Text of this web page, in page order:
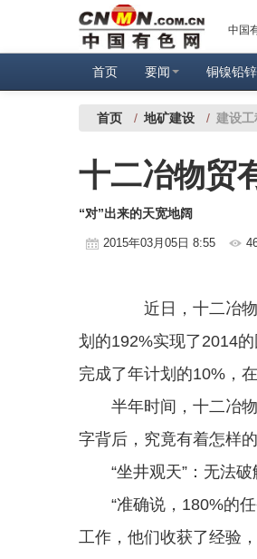
中国
首页 要闻 铜镍铅锌
首页 / 地矿建设 / 建设工
十二冶物贸
“对”出来的天宽地阔
2015年03月05日 8:55
近日，十二冶物
划的192%实现了2014
完成了年计划的10%，
半年时间，十二冶物
字背后，究竟有着怎样
“坐井观天”：无法破
“准确说，180%的任
工作，他们收获了经验